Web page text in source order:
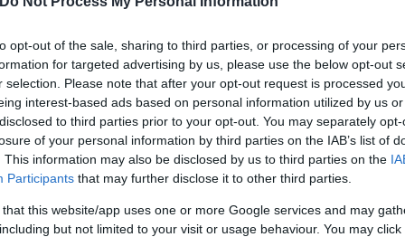
opt-out of the sale, sharing to third parties, or processing of your
for targeted advertising by us, please use the below opt-out
selection. Please note that after your opt-out request is processed
interest-based ads based on personal information utilized by us
to third parties prior to your opt-out. You may separately
of your personal information by third parties on the IAB’s list of
This information may also be disclosed by us to third parties on the
Participants that may further disclose it to other third parties.
that this website/app uses one or more Google services and may
but not limited to your visit or usage behaviour. You may
αυτή η βοήθεια;
πιθανή. Ο Ντόναλντ Τραμπ θεωρεί αυτόν τον
αν ήταν αυτός στην εξουσία». Για να
αποστολής, σε μια σύγκρουση που αντιπαθεί